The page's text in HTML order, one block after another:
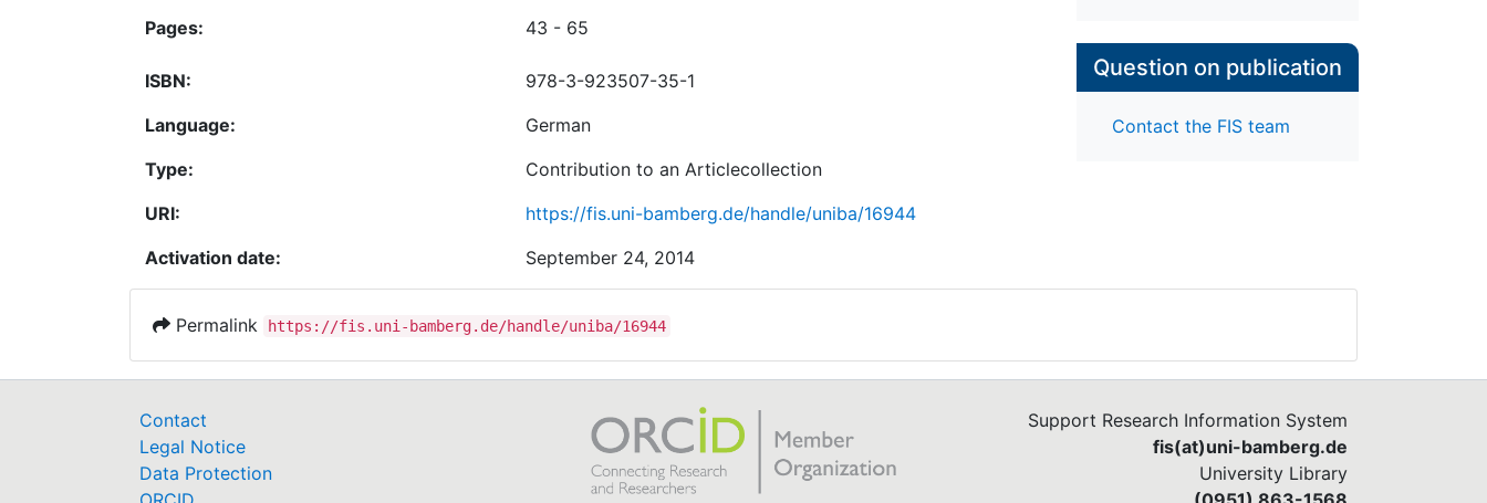
Pages:
43 - 65
ISBN:
978-3-923507-35-1
Language:
German
Type:
Contribution to an Articlecollection
URI:
https://fis.uni-bamberg.de/handle/uniba/16944
Activation date:
September 24, 2014
Question on publication
Contact the FIS team
Permalink https://fis.uni-bamberg.de/handle/uniba/16944
Contact
Legal Notice
Data Protection
Support Research Information System
fis(at)uni-bamberg.de
University Library